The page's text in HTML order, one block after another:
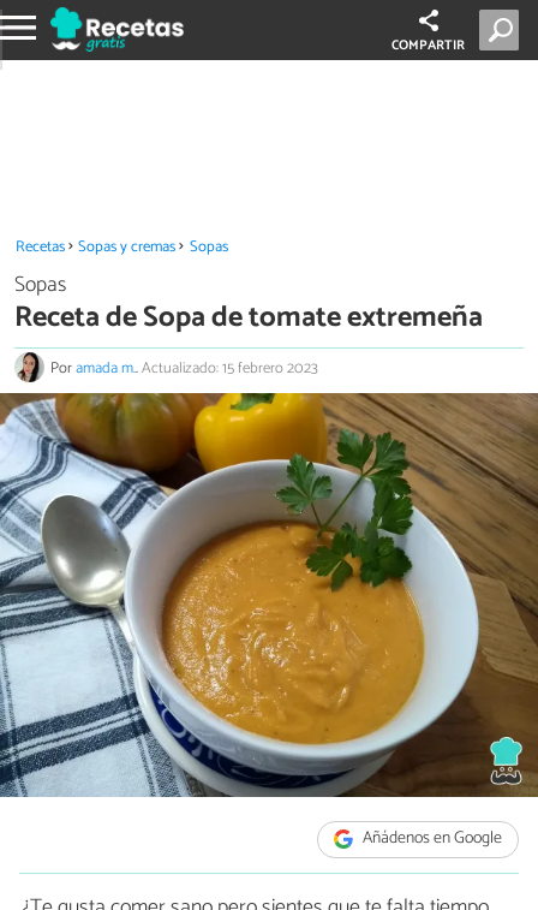
COMPARTIR
Recetas Sopas y cremas Sopas
Sopas
Receta de Sopa de tomate extremeña
Poramada m..Actualizado: 15 febrero 2023
Añádenos en Google